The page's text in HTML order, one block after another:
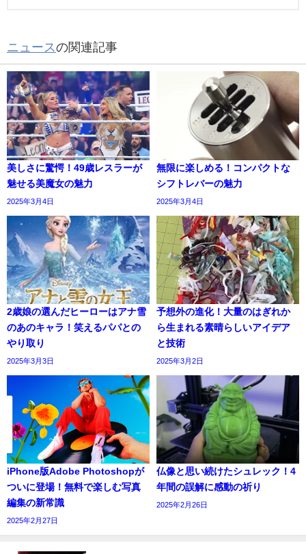
ニュースの関連記事
美しさに驚愕！49歳レスラーが
魅せる美魔女の魅力
2025年3月4日
無限に楽しめる！コンパクトな
シフトレバーの魅力
2025年3月4日
2歳娘の選んだヒーローはアナ雪
のあのキャラ！笑えるパパとの
やり取り
2025年3月3日
予想外の進化！大量のはぎれか
ら生まれる素晴らしいアイデア
と技術
2025年3月2日
iPhone版Adobe Photoshopが
ついに登場！無料で楽しむ写真
編集の新常識
2025年2月27日
仏像と思い続けたシュレック！4
年間の誤解に感動の祈り
2025年2月26日